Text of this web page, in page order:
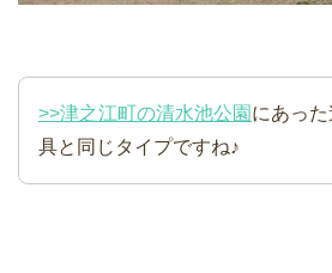
>>津之江町の清水池公園 にあった
具と同じタイプですね♪